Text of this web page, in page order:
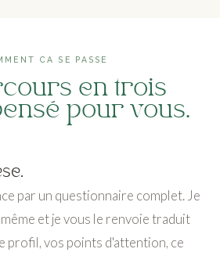
CA SE PASSE
en trois
pour vous.
par un questionnaire complet. Je
et je vous le renvoie traduit
profil, vos points d'attention, ce